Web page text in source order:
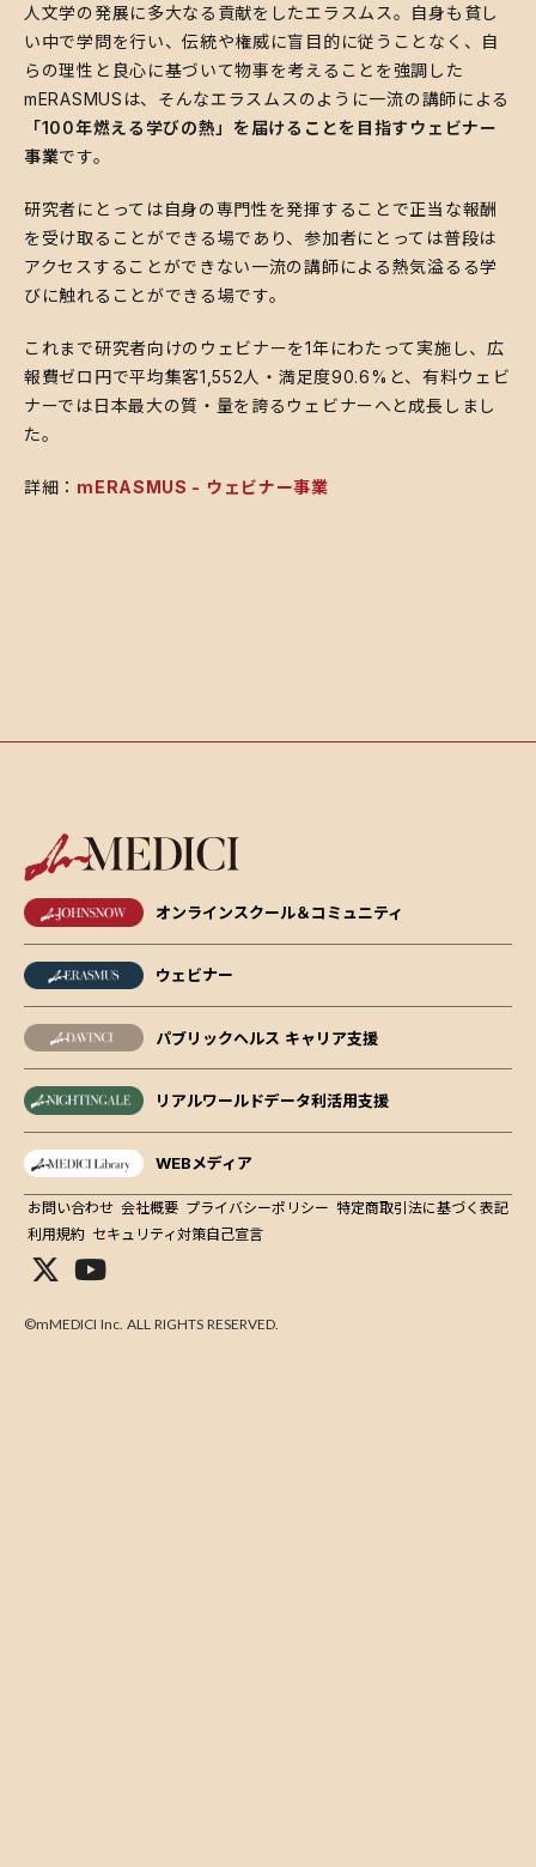
人文学の発展に多大なる貢献をしたエラスムス。自身も貧し
い中で学問を行い、伝統や権威に盲目的に従うことなく、自
らの理性と良心に基づいて物事を考えることを強調した
mERASMUSは、そんなエラスムスのように一流の講師による
「100年燃える学びの熱」を届けることを目指すウェビナー
事業です。
研究者にとっては自身の専門性を発揮することで正当な報酬
を受け取ることができる場であり、参加者にとっては普段は
アクセスすることができない一流の講師による熱気溢るる学
びに触れることができる場です。
これまで研究者向けのウェビナーを1年にわたって実施し、広
報費ゼロ円で平均集客1,552人・満足度90.6%と、有料ウェビ
ナーでは日本最大の質・量を誇るウェビナーへと成長しまし
た。
詳細： mERASMUS - ウェビナー事業
オンラインスクール＆コミュニティ
ウェビナー
パブリックヘルス キャリア支援
リアルワールドデータ利活用支援
WEBメディア
お問い合わせ 会社概要 プライバシーポリシー 特定商取引法に基づく表記
利用規約 セキュリティ対策自己宣言
©mMEDICI Inc. ALL RIGHTS RESERVED.